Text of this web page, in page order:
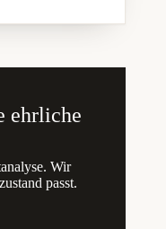
ehrliche
Wir
passt.